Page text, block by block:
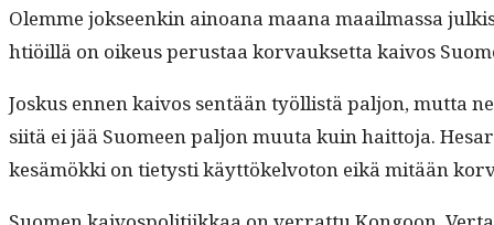
Olemme jok­seenkin ain­oana maana maail­mas­sa
htiöil­lä on oikeus perus­taa kor­vauk­set­ta kaivos
Joskus ennen kaivos sen­tään työl­listä paljon, mut­ta
siitä ei jää Suomeen paljon muu­ta kuin hait­to­ja.
kesämök­ki on tietysti käyt­tökelvo­ton eikä mitään